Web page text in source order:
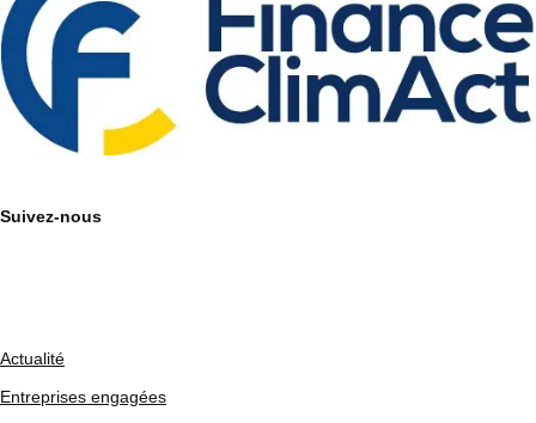
Suivez-nous
Actualité
Entreprises engagées